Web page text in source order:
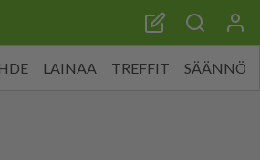
LAINAA TREFFIT SÄÄNNÖT